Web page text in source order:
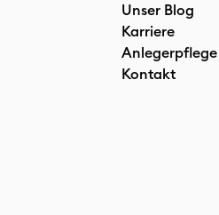
Unser Blog
Karriere
Anlegerpflege
Kontakt